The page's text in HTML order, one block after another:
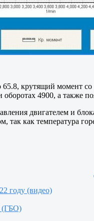
крутящий момент
4900, а также
двигателем и
как температура
году (видео)
(ГБО)